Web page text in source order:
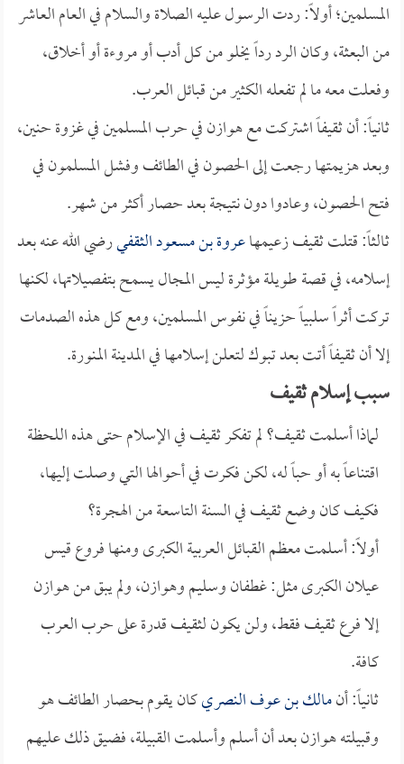
المسلمين؛ أولاً: ردت الرسول عليه الصلاة والسلام في العام العاشر
من البعثة، وكان الرد رداً يخلو من كل أدب أو مروءة أو أخلاق،
وفعلت معه ما لم تفعله الكثير من قبائل العرب.
ثانياً: أن ثقيفاً اشتركت مع هوازن في حرب المسلمين في غزوة حنين،
وبعد هزيمتها رجعت إلى الحصون في الطائف وفشل المسلمون في
فتح الحصون، وعادوا دون نتيجة بعد حصار أكثر من شهر.
ثالثاً: قتلت ثقيف زعيمهاعروة بن مسعود الثقفيرضي الله عنه بعد
إسلامه، في قصة طويلة مؤثرة ليس المجال يسمح بتفصيلاتها، لكنها
تركت أثراً سلبياً حزيناً في نفوس المسلمين، ومع كل هذه الصدمات
إلا أن ثقيفاً أتت بعد تبوك لتعلن إسلامها في المدينة المنورة.
سبب إسلام ثقيف
لماذا أسلمت ثقيف؟ لم تفكر ثقيف في الإسلام حتى هذه اللحظة
اقتناعاً به أو حباً له، لكن فكرت في أحوالها التي وصلت إليها،
فكيف كان وضع ثقيف في السنة التاسعة من الهجرة؟
أولاً: أسلمت معظم القبائل العربية الكبرى ومنها فروع قيس
عيلان الكبرى مثل: غطفان وسليم وهوازن، ولم يبق من هوازن
إلا فرع ثقيف فقط، ولن يكون لثقيف قدرة على حرب العرب
كافة.
ثانياً: أنمالك بن عوف النصريكان يقوم بحصار الطائف هو
وقبيلته هوازن بعد أن أسلم وأسلمت القبيلة، فضيق ذلك عليهم